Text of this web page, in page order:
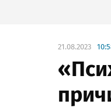
21.08.2023